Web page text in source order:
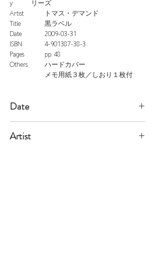
y
リーズ
Artist
トマス・デマンド
Title
黒ラベル
Date
2009-03-31
ISBN
4-901387-38-3
Pages
pp. 48
Others
ハードカバー
メモ用紙３枚／しおり１枚付
Date
Artist